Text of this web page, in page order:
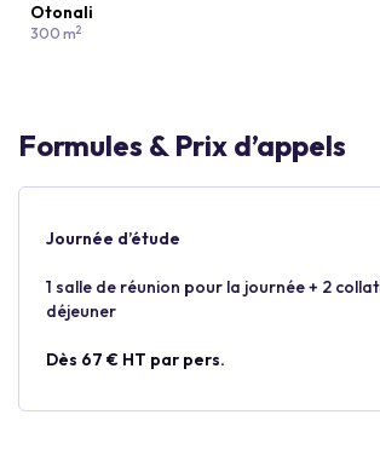
Otonali
300 m2
Formules & Prix d’appels
Journée d’étude
1 salle de réunion pour la journée + 2
déjeuner
Dès 67 € HT par pers.